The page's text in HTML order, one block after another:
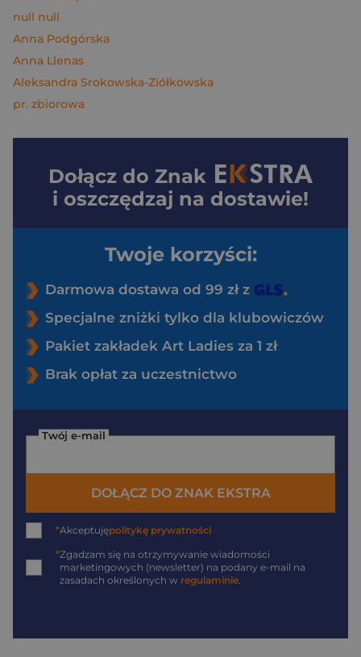
null null
Anna Podgórska
Anna Llenas
Aleksandra Srokowska-Ziółkowska
pr. zbiorowa
Dołącz do Znak
i oszczędzaj na dostawie!
Twoje korzyści:
Darmowa dostawa od 99 zł z
Specjalne zniżki tylko dla klubowiczów
Pakiet zakładek Art Ladies za 1 zł
Brak opłat za uczestnictwo
Twój e-mail
DOŁĄCZ DO ZNAK EKSTRA
*Akceptujępolitykę prywatności
*Zgadzam się na otrzymywanie wiadomości
marketingowych (newsletter) na podany e-mail na
zasadach określonych w regulaminie.